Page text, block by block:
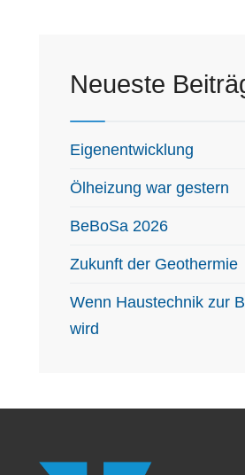
Neueste
Eigenentwicklung
Ölheizung war gestern
BeBoSa 2026
Zukunft der Geothermie
Wenn Haustechnik zur
wird